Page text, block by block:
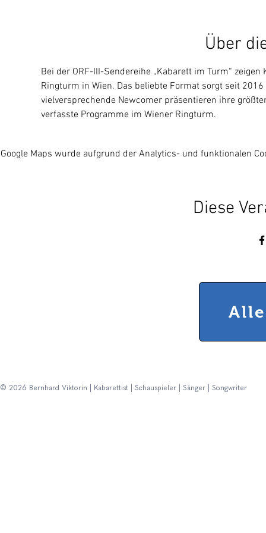
Über
Bei der ORF-III-Sendereihe „Kabarett im Turm“
Ringturm in Wien. Das beliebte Format sorgt seit
vielversprechende Newcomer präsentieren ihre
verfasste Programme im Wiener Ringturm.
Google Maps wurde aufgrund der Analytics- und funktionalen
Diese
© 2026 Bernhard Viktorin | Kabarettist | Schauspieler | Sänger | Songwriter